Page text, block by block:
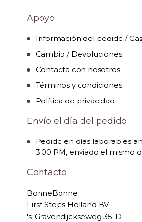
Apoyo
Información del pedido /
Cambio / Devoluciones
Contacta con nosotros
Términos y condiciones
Política de privacidad
Envío el día del pedido
Pedido en días laborables
3:00 PM, enviado el mismo
Contacto
BonneBonne
First Steps Holland BV
's-Gravendijckseweg 35-D